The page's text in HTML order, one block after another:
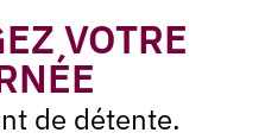
Sparte
VOTRE
de détente.